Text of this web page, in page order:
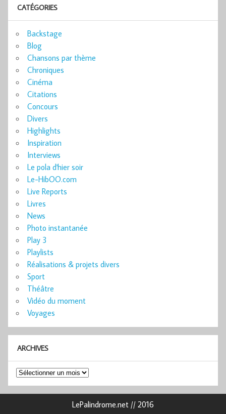
CATÉGORIES
Backstage
Blog
Chansons par thème
Chroniques
Cinéma
Citations
Concours
Divers
Highlights
Inspiration
Interviews
Le pola d'hier soir
Le-HibOO.com
Live Reports
Livres
News
Photo instantanée
Play 3
Playlists
Réalisations & projets divers
Sport
Théâtre
Vidéo du moment
Voyages
ARCHIVES
Archives
LePalindrome.net // 2016